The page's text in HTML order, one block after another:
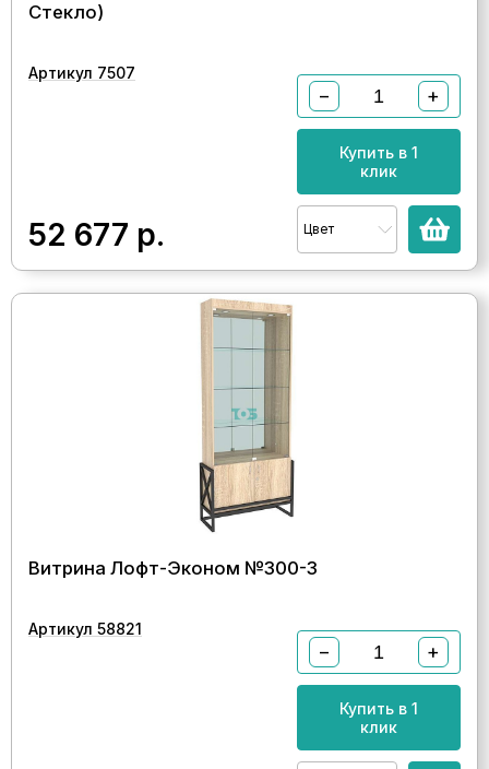
Стекло)
Артикул 7507
52 677 р.
− +
Купить в 1
клик
Цвет
Витрина Лофт-Эконом №300-3
Артикул 58821
− +
Купить в 1
клик